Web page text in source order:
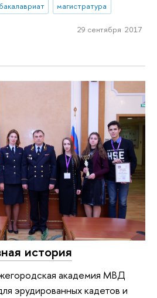
бакалавриат магистратура
29 сентября 2017
история
академия МВД
эрудированных кадетов и